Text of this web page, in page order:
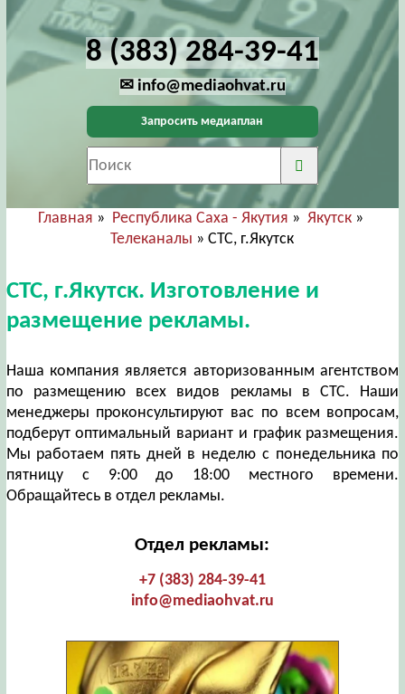
8 (383) 284-39-41
✉ info@mediaohvat.ru
Запросить медиаплан
Главная » Республика Саха - Якутия » Якутск»
Телеканалы » СТС, г.Якутск
СТС, г.Якутск. Изготовление и
размещение рекламы.
Наша компания является авторизованным агентством
по размещению всех видов рекламы в СТС. Наши
менеджеры проконсультируют вас по всем вопросам,
подберут оптимальный вариант и график размещения.
Мы работаем пять дней в неделю с понедельника по
пятницу с 9:00 до 18:00 местного времени.
Обращайтесь в отдел рекламы.
Отдел рекламы:
+7 (383) 284-39-41
info@mediaohvat.ru